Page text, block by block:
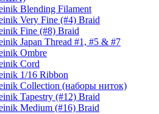
Blending Filament
Very Fine (#4) Braid
Fine (#8) Braid
Japan Thread #1, #5 & #7
Ombre
Cord
1/16 Ribbon
Collection (наборы ниток)
Tapestry (#12) Braid
Medium (#16) Braid